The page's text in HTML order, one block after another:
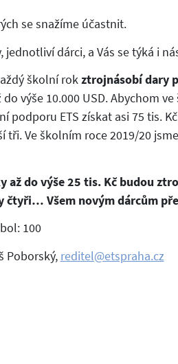
se snažíme účastnit.
dárci, a Vás se týká i
školní rokztrojnásobí dary
výše 10.000 USD. Abychom
ETS získat asi 75 tis.
Ve školním roce 2019/20
až do výše 25 tis. Kč budou
čtyři… Všem novým dárcům
100
Poborský, reditel@etspraha.cz